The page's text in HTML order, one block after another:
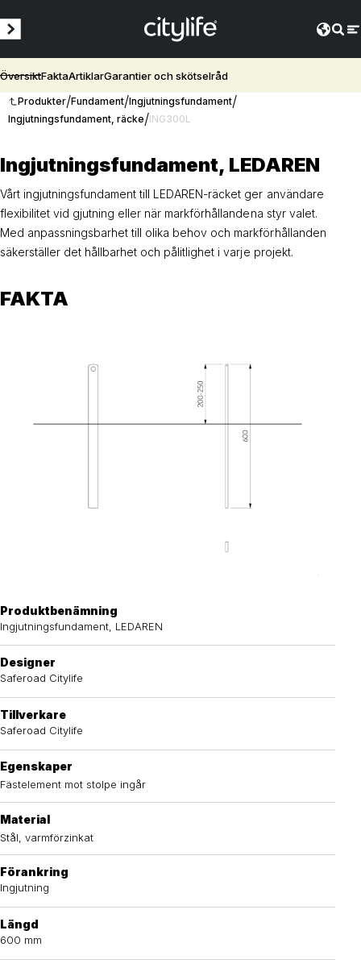
ÖversiktFaktaArtiklarGarantier och skötselråd
Produkter/Fundament/Ingjutningsfundament/
Ingjutningsfundament, räcke/ING300L
Ingjutningsfundament, LEDAREN
Vårt ingjutningsfundament till LEDAREN-räcket ger användare
flexibilitet vid gjutning eller när markförhållandena styr valet.
Med anpassningsbarhet till olika behov och markförhållanden
säkerställer det hållbarhet och pålitlighet i varje projekt.
FAKTA
Produktbenämning
Ingjutningsfundament, LEDAREN
Designer
Saferoad Citylife
Tillverkare
Saferoad Citylife
Egenskaper
Fästelement mot stolpe ingår
Material
Stål, varmförzinkat
Förankring
Ingjutning
Längd
600 mm